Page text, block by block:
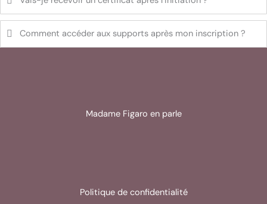
Comment accéder aux supports après mon inscription ?
Madame Figaro en parle
Politique de confidentialité